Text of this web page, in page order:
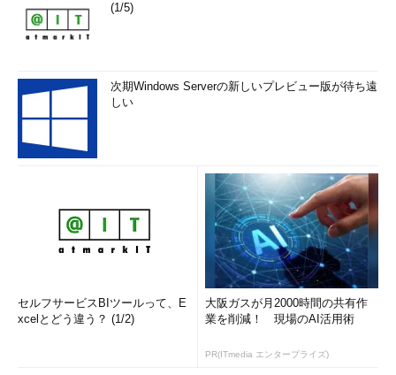
(1/5)
次期Windows Serverの新しいプレビュー版が待ち遠
しい
セルフサービスBIツールって、E
xcelとどう違う？ (1/2)
大阪ガスが月2000時間の共有作
業を削減！ 現場のAI活用術
PR(ITmedia エンタープライズ)